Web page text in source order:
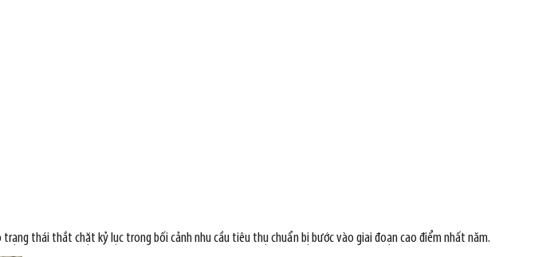
thái thắt chặt kỷ lục trong bối cảnh nhu cầu tiêu thụ chuẩn bị bước vào giai đoạn cao điểm nhất năm.